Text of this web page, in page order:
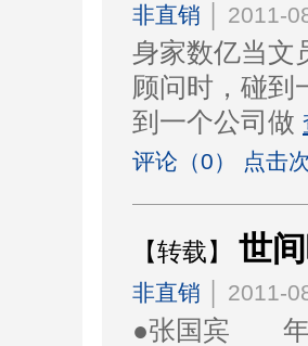
非直销 │ 2011-
身家数亿当
顾问时，碰到
到一个公司做
评论（0） 点击
【转载】 世
非直销 │ 2011-
●张国宾 年